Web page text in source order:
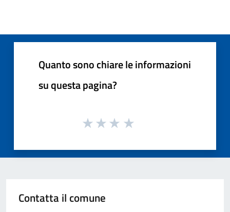
Quanto sono chiare le informazioni
su questa pagina?
Contatta il comune